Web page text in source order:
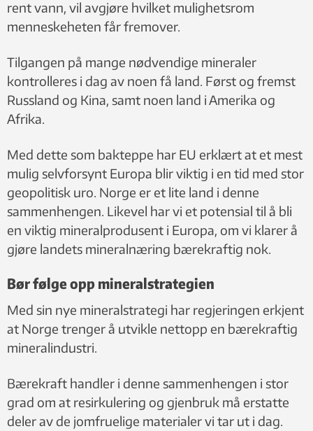
rent vann, vil avgjøre hvilket mulighetsrom
menneskeheten får fremover.
Tilgangen på mange nødvendige mineraler
kontrolleres i dag av noen få land. Først og fremst
Russland og Kina, samt noen land i Amerika og
Afrika.
Med dette som bakteppe har EU erklært at et mest
mulig selvforsynt Europa blir viktig i en tid med stor
geopolitisk uro. Norge er et lite land i denne
sammenhengen. Likevel har vi et potensial til å bli
en viktig mineralprodusent i Europa, om vi klarer å
gjøre landets mineralnæring bærekraftig nok.
Bør følge opp mineralstrategien
Med sin nye mineralstrategi har regjeringen erkjent
at Norge trenger å utvikle nettopp en bærekraftig
mineralindustri.
Bærekraft handler i denne sammenhengen i stor
grad om at resirkulering og gjenbruk må erstatte
deler av de jomfruelige materialer vi tar ut i dag.